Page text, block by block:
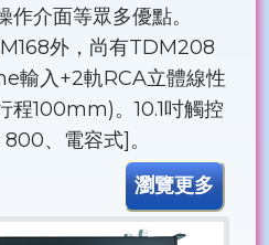
介面等眾多優點。
外，尚有TDM208
輸入+2軌RCA立體線性
程100mm)。10.1吋觸控
、電容式]。
瀏覽更多